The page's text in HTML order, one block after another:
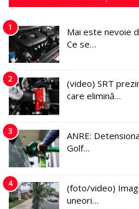
1
Mai este nevoie
Ce se…
2
(video) SRT
care elimină…
3
ANRE:
Golf…
4
(foto/video)
uneori…